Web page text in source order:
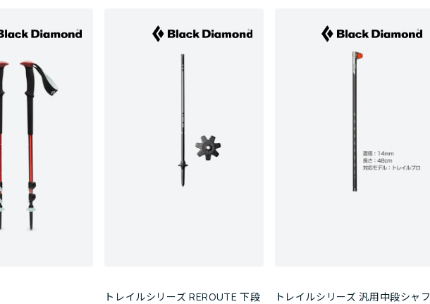
トレイルシリーズ REROUTE 下段
トレイルシリーズ 汎用中段シャフ